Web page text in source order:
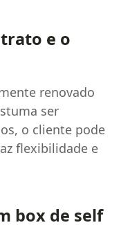
e o
renovado
ser
o cliente pode
flexibilidade e
box de self